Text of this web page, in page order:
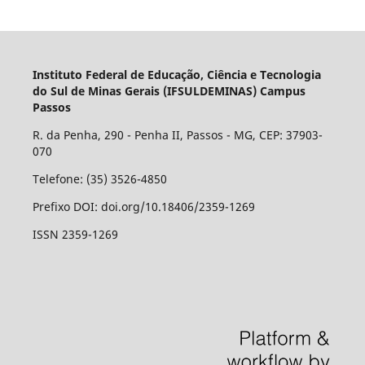
Instituto Federal de Educação, Ciência e Tecnologia
do Sul de Minas Gerais (IFSULDEMINAS) Campus
Passos
R. da Penha, 290 - Penha II, Passos - MG, CEP: 37903-
070
Telefone: (35) 3526-4850
Prefixo DOI: doi.org/10.18406/2359-1269
ISSN 2359-1269